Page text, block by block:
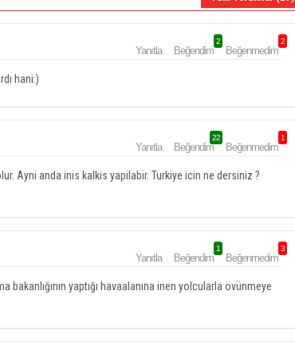
Yanıtla Beğendim
2
Beğenmedim
2
hani:)
Yanıtla Beğendim
22
Beğenmedim
1
Ayni anda inis kalkis yapilabir. Turkiye icin ne dersiniz ?
Yanıtla Beğendim
1
Beğenmedim
3
yaptığı havaalanına inen yolcularla övünmeye